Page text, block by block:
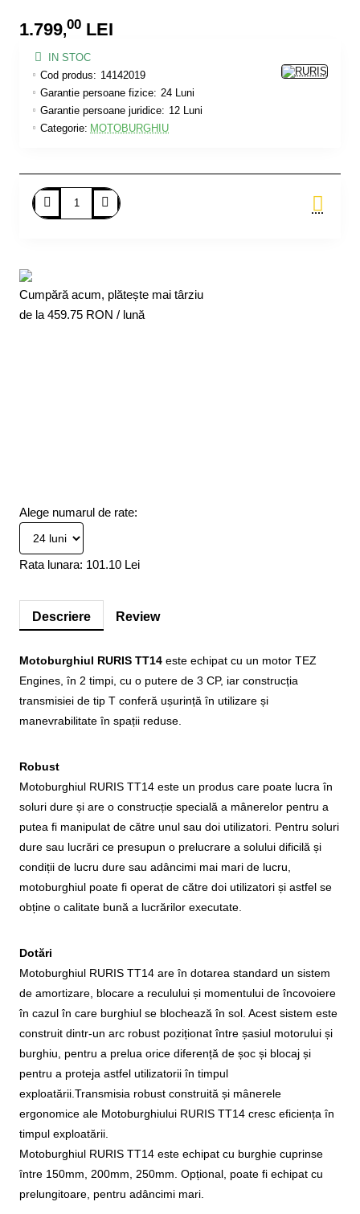
1.799,00 LEI
IN STOC
Cod produs: 14142019
Garantie persoane fizice: 24 Luni
Garantie persoane juridice: 12 Luni
Categorie: MOTOBURGHIU
Cumpără acum, plătește mai târziu
de la 459.75 RON / lună
Alege numarul de rate:
Rata lunara: 101.10 Lei
Descriere Review
Motoburghiul RURIS TT14 este echipat cu un motor TEZ
Engines, în 2 timpi, cu o putere de 3 CP, iar construcția
transmisiei de tip T conferă ușurință în utilizare și
manevrabilitate în spații reduse.
Robust
Motoburghiul RURIS TT14 este un produs care poate lucra în
soluri dure și are o construcție specială a mânerelor pentru a
putea fi manipulat de către unul sau doi utilizatori. Pentru soluri
dure sau lucrări ce presupun o prelucrare a solului dificilă și
condiții de lucru dure sau adâncimi mai mari de lucru,
motoburghiul poate fi operat de către doi utilizatori și astfel se
obține o calitate bună a lucrărilor executate.
Dotări
Motoburghiul RURIS TT14 are în dotarea standard un sistem
de amortizare, blocare a reculului și momentului de încovoiere
în cazul în care burghiul se blochează în sol. Acest sistem este
construit dintr-un arc robust poziționat între șasiul motorului și
burghiu, pentru a prelua orice diferență de șoc și blocaj și
pentru a proteja astfel utilizatorii în timpul
exploatării. Transmisia robust construită și mânerele
ergonomice ale Motoburghiului RURIS TT14 cresc eficiența în
timpul exploatării.
Motoburghiul RURIS TT14 este echipat cu burghie cuprinse
între 150mm, 200mm, 250mm. Opțional, poate fi echipat cu
prelungitoare, pentru adâncimi mari.